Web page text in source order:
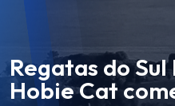
Regatas do
Hobie Cat